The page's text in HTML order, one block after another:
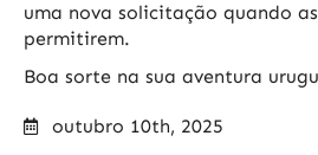
uma nova solicitação quando
permitirem.
Boa sorte na sua aventura
outubro 10th, 2025